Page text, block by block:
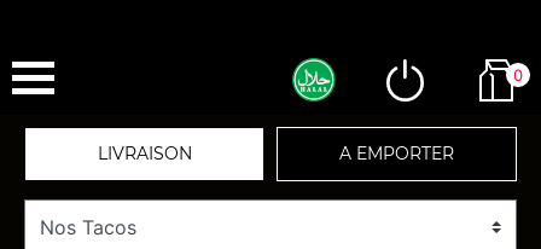
0
LIVRAISON A EMPORTER